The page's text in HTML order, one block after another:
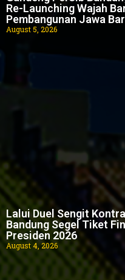
Re-Launching Wajah
Pembangunan Jawa
August 5, 2026
Lalui Duel Sengit
Bandung Segel Tiket
Presiden 2026
August 4, 2026